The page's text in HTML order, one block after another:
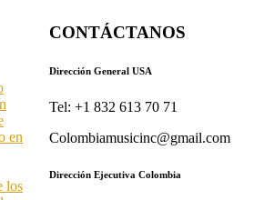
en
los
CONTÁCTANOS
Dirección General USA
Tel: +1 832 613 70 71
Colombiamusicinc@gmail.com
Dirección Ejecutiva Colombia